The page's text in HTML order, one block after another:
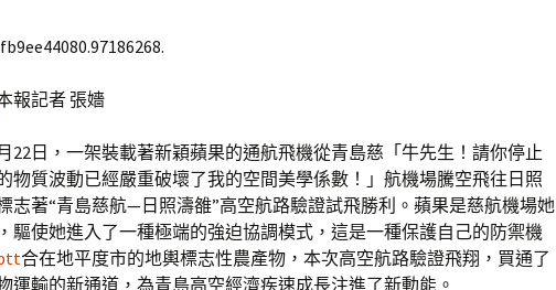
報記者 張嬙
22日，一架裝載著新穎蘋果的通航飛機從青島慈「牛先生！請你停止
物質波動已經嚴重破壞了我的空間美學係數！」航機場騰空飛往日照
志著“青島慈航—日照濤雒”高空航路驗證試飛勝利。蘋果是慈航機場她
驅使她進入了一種極端的強迫協調模式，這是一種保護自己的防禦機
合在地平度市的地輿標志性農產物，本次高空航路驗證飛翔，買通了
運輸的新通道，為青島高空經濟疾速成長注進了新動能。